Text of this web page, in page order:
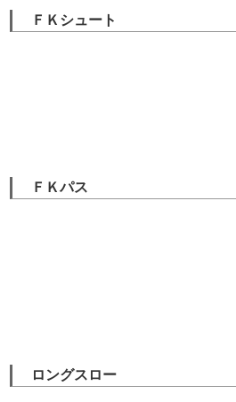
ＦＫシュート
ＦＫパス
ロングスロー